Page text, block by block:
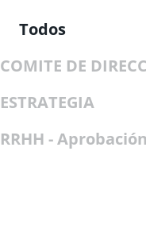
Todos
COMITE DE
ESTRATEGIA
RRHH - Aprobación